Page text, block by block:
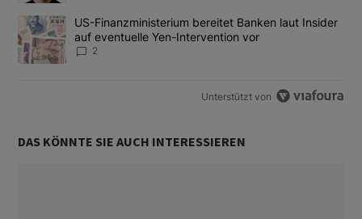
Ein Trendartikel mit dem Titel "US-Finanzministerium bereitet
US-Finanzministerium bereitet Banken laut Insider
auf eventuelle Yen-Intervention vor
2
Unterstützt von
DAS KÖNNTE SIE AUCH INTERESSIEREN